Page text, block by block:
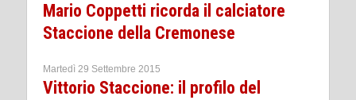
Mario Coppetti ricorda il calciatore
Staccione della Cremonese
Martedì 29 Settembre 2015
Vittorio Staccione: il profilo del